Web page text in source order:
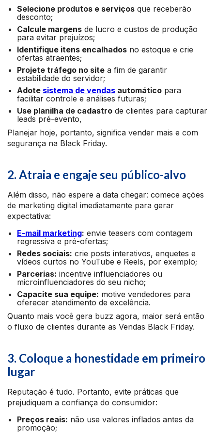
Selecione produtos e serviços que receberão
desconto;
Calcule margens de lucro e custos de produção
para evitar prejuízos;
Identifique itens encalhados no estoque e crie
ofertas atraentes;
Projete tráfego no site a fim de garantir
estabilidade do servidor;
Adote sistema de vendas automático para
facilitar controle e análises futuras;
Use planilha de cadastro de clientes para capturar
leads pré-evento,
Planejar hoje, portanto, significa vender mais e com
segurança na Black Friday.
2. Atraia e engaje seu público-alvo
Além disso, não espere a data chegar: comece ações
de marketing digital imediatamente para gerar
expectativa:
E-mail marketing: envie teasers com contagem
regressiva e pré-ofertas;
Redes sociais: crie posts interativos, enquetes e
vídeos curtos no YouTube e Reels, por exemplo;
Parcerias: incentive influenciadores ou
microinfluenciadores do seu nicho;
Capacite sua equipe: motive vendedores para
oferecer atendimento de excelência.
Quanto mais você gera buzz agora, maior será então
o fluxo de clientes durante as Vendas Black Friday.
3. Coloque a honestidade em primeiro
lugar
Reputação é tudo. Portanto, evite práticas que
prejudiquem a confiança do consumidor:
Preços reais: não use valores inflados antes da
promoção;